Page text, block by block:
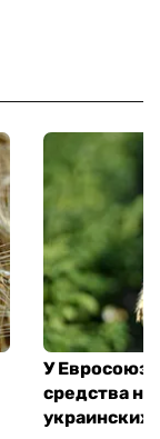
У
средства